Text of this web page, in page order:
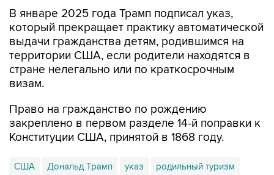
В январе 2025 года Трамп подписал указ,
который прекращает практику автоматической
выдачи гражданства детям, родившимся на
территории США, если родители находятся в
стране нелегально или по краткосрочным
визам.
Право на гражданство по рождению
закреплено в первом разделе 14-й поправки к
Конституции США, принятой в 1868 году.
США Дональд Трамп указ родильный туризм